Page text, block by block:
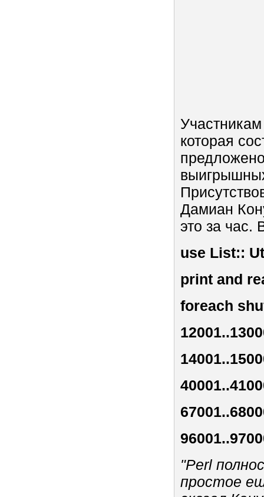
которая
Дамиан
это за час.
use List::
print and
foreach
"Perl
простое